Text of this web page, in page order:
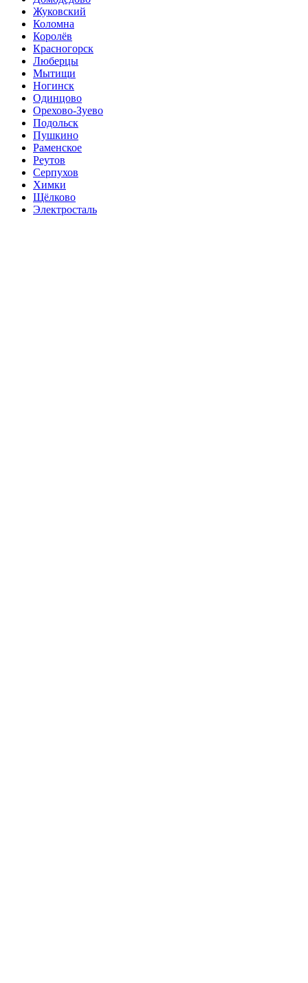
Жуковский
Коломна
Королёв
Красногорск
Люберцы
Мытищи
Ногинск
Одинцово
Орехово-Зуево
Подольск
Пушкино
Раменское
Реутов
Серпухов
Химки
Щёлково
Электросталь